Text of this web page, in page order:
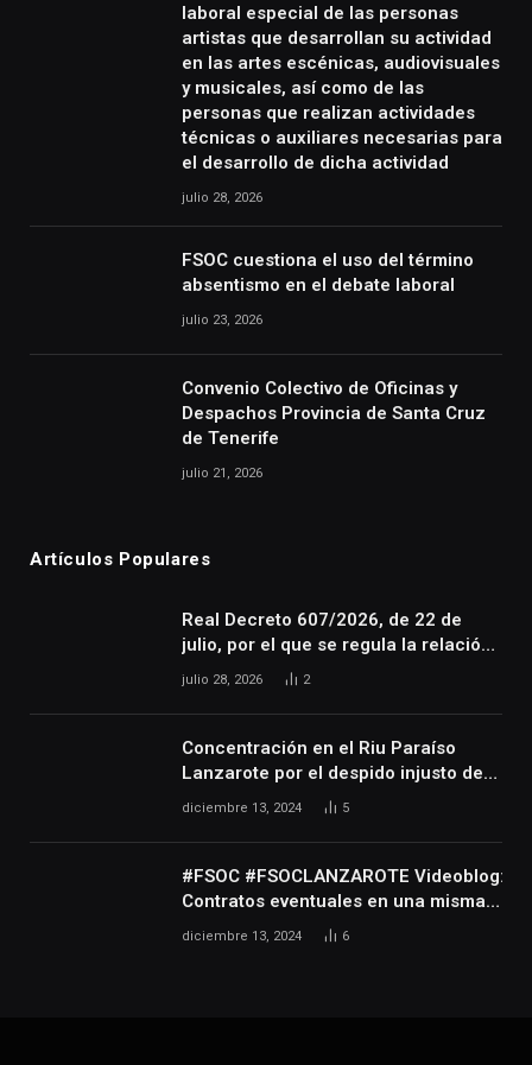
laboral especial de las personas
artistas que desarrollan su actividad
en las artes escénicas, audiovisuales
y musicales, así como de las
personas que realizan actividades
técnicas o auxiliares necesarias para
el desarrollo de dicha actividad
julio 28, 2026
FSOC cuestiona el uso del término
absentismo en el debate laboral
julio 23, 2026
Convenio Colectivo de Oficinas y
Despachos Provincia de Santa Cruz
de Tenerife
julio 21, 2026
Artículos Populares
Real Decreto 607/2026, de 22 de
julio, por el que se regula la relación
laboral especial de las personas
en las artes escénicas, audiovisuales
y musicales, así como de las
personas que realizan actividades
el desarrollo de dicha actividad
julio 28, 2026 2
Concentración en el Riu Paraíso
Lanzarote por el despido injusto de
la trabajadora Katerine
diciembre 13, 2024 5
#FSOC #FSOCLANZAROTE Videoblog:
Contratos eventuales en una misma
empresa durante varios años
diciembre 13, 2024 6